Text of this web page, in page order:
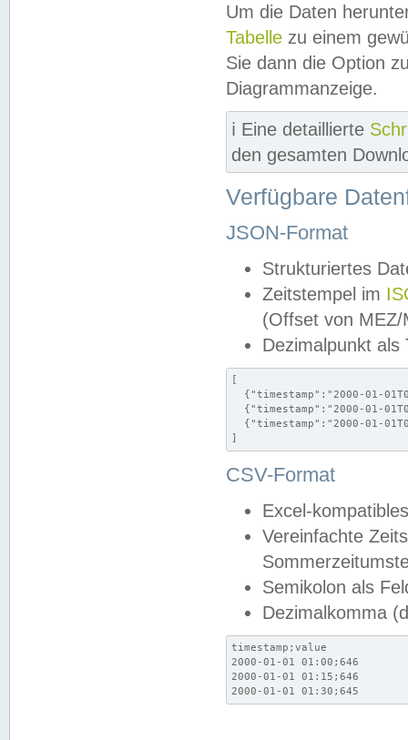
Um die Daten
Tabelle zu einem
Sie dann die Option
Diagrammanzeige.
ℹ️ Eine detaillierte
den gesamten
Verfügbare
JSON-Format
Strukturiertes
Zeitstempel im
(Offset von MEZ/
Dezimalpunkt als
[
{"timestamp":"2000-01-
{"timestamp":"2000-01-
{"timestamp":"2000-01-
]
CSV-Format
Excel-
Vereinfachte
Semikolon als
Dezimalkomma
timestamp;value
2000-01-01 01:00;646
2000-01-01 01:15;646
2000-01-01 01:30;645